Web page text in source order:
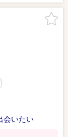
会いたい